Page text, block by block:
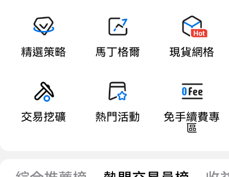
精選策略 馬丁格爾 現貨網格
交易挖礦 熱門活動
免手續費專
區